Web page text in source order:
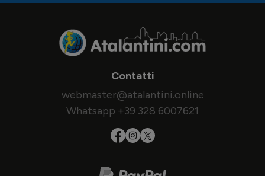
Contatti
webmaster@atalantini.online
Whatsapp +39 328 6007621